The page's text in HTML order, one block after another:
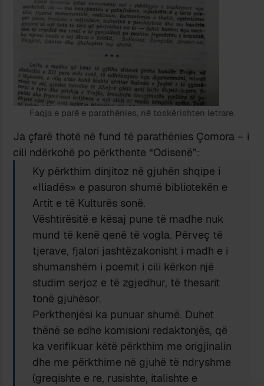
Faqja e parë e parathënies, në toskërishten letrare.
Ja çfarë thotë në fund të parathënies Çomora – i
cili ndërkohë po përkthente “Odisenë”:
Ky përkthim dinjitoz në gjuhën shqipe i
«Iliadës» e pasuron shumë bibliotekën e
Artit e të Kulturës sonë.
Vështirësitë e kësaj pune të madhe nuk
mund të kenë qenë të vogla. Përveç të
tjerave, fjalori jashtëzakonisht i madh e i
shumanshëm i poemit i cili kërkon një
studim serjoz e të zgjedhur, të thesarit
tonë gjuhësor.
Perkthenjësi ka punuar shumë. Duhet
thënë se edhe komisioni redaktonjës, që
ka verifikuar këtë përkthim me origjinalin
dhe me përkthime në gjuhë të ndryshme
(greqishte e re, rusishte, italishte e